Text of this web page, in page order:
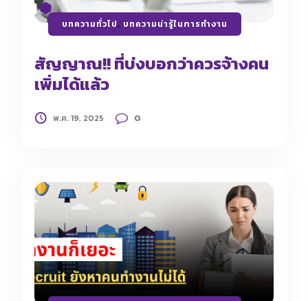
บทความทั่วไป, บทความน่ารู้ในการทำงาน
สัญญาณ!! ที่บ่งบอกว่าควรจ้างคน
เพิ่มได้แล้ว
พ.ค. 19, 2025 0